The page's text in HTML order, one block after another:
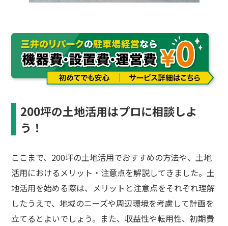
200坪の土地活用はプロに相談しよ
う！
ここまで、200坪の土地活用でおすすめの方法や、土地
活用におけるメリット・注意点を解説してきました。土
地活用を始める際は、メリットと注意点をそれぞれ理解
したうえで、地域のニーズや周辺環境を考慮して計画を
立てるとよいでしょう。また、収益性や転用性、初期費